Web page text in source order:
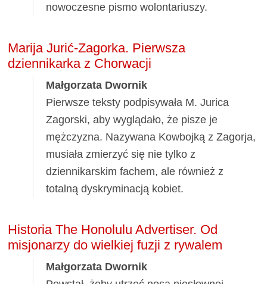
nowoczesne pismo wolontariuszy.
Marija Jurić-Zagorka. Pierwsza
dziennikarka z Chorwacji
Małgorzata Dwornik
Pierwsze teksty podpisywała M. Jurica
Zagorski, aby wyglądało, że pisze je
mężczyzna. Nazywana Kowbojką z Zagorja,
musiała zmierzyć się nie tylko z
dziennikarskim fachem, ale również z
totalną dyskryminacją kobiet.
Historia The Honolulu Advertiser. Od
misjonarzy do wielkiej fuzji z rywalem
Małgorzata Dwornik